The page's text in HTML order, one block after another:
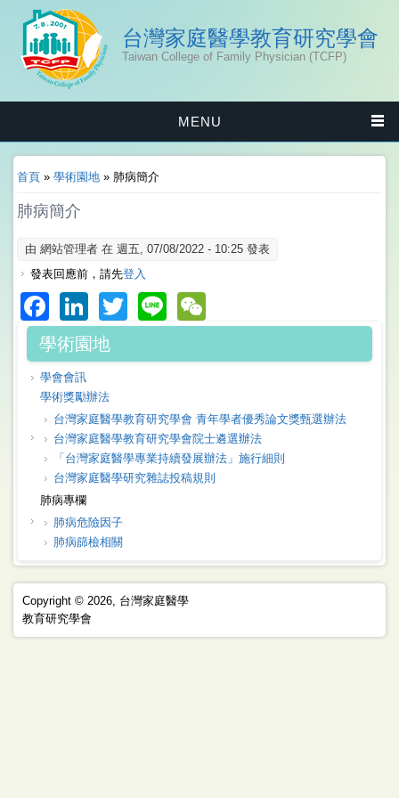
台灣家庭醫學教育研究學會
Taiwan College of Family Physician (TCFP)
MENU
您在這裡
首頁 »學術園地 » 肺病簡介
肺病簡介
由網站管理者 在 週五, 07/08/2022 - 10:25 發表
發表回應前，請先登入
Facebook
LinkedIn
Twitter
Line
學術園地
學會會訊
學術獎勵辦法
台灣家庭醫學教育研究學會 青年學者優秀論文獎甄選辦法
台灣家庭醫學教育研究學會院士遴選辦法
「台灣家庭醫學專業持續發展辦法」施行細則
台灣家庭醫學研究雜誌投稿規則
肺病專欄
肺病危險因子
肺病篩檢相關
Copyright © 2026, 台灣家庭醫學
教育研究學會